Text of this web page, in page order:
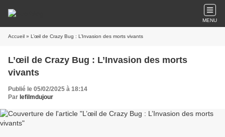
MENU
Accueil » L’œil de Crazy Bug : L’Invasion des morts vivants
L’œil de Crazy Bug : L’Invasion des morts
vivants
Publié le 05/02/2025 à 18:14
Par lefilmdujour